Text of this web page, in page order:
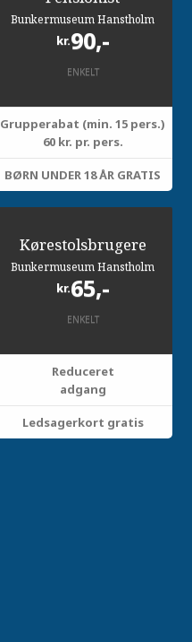
Bunkermuseum Hanstholm
kr.90,-
ENKELT
Grupperabat (min. 15 pers.)
60 kr. pr. pers.
BØRN UNDER 18 ÅR GRATIS
Kørestolsbrugere
Bunkermuseum Hanstholm
kr.65,-
ENKELT
Reduceret
adgang
Ledsagerkort gratis